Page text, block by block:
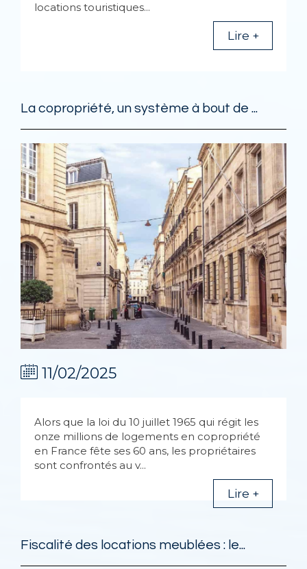
locations touristiques...
Lire +
La copropriété, un système à bout de ...
11/02/2025
Alors que la loi du 10 juillet 1965 qui régit les
onze millions de logements en copropriété
en France fête ses 60 ans, les propriétaires
sont confrontés au v...
Lire +
Fiscalité des locations meublées : le...